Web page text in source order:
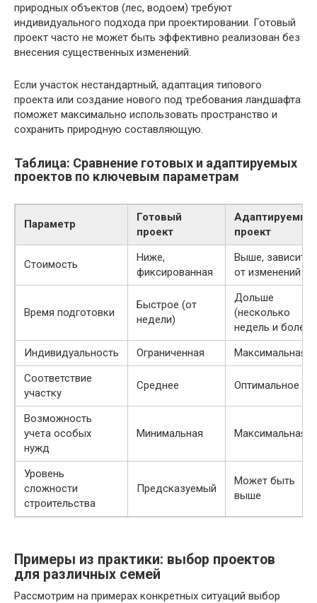
природных объектов (лес, водоем) требуют
индивидуального подхода при проектировании. Готовый
проект часто не может быть эффективно реализован без
внесения существенных изменений.
Если участок нестандартный, адаптация типового
проекта или создание нового под требования ландшафта
поможет максимально использовать пространство и
сохранить природную составляющую.
Таблица: Сравнение готовых и адаптируемых
проектов по ключевым параметрам
Параметр
Готовый
проект
Адаптируемый
проект
Стоимость
Ниже,
фиксированная
Выше, зависит
от изменений
Время подготовки
Быстрое (от
недели)
Дольше
(несколько
недель и более)
Индивидуальность
Ограниченная
Максимальная
Соответствие
участку
Среднее Оптимальное
Возможность
учета особых
нужд
Минимальная Максимальная
Уровень
сложности
строительства
Предсказуемый
Может быть
выше
Примеры из практики: выбор проектов
для различных семей
Рассмотрим на примерах конкретных ситуаций выбор